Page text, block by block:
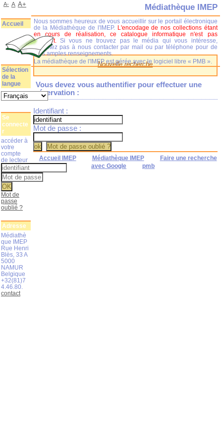
Nouvelle recherche
Vous devez vous authentifier pour effectuer une
réservation :
Identifiant :
Mot de passe :
Accueil IMEP Médiathèque IMEP
Faire une recherche
avec Google
pmb
Médiathèque IMEP
Nous sommes heureux de vous accueillir sur le portail électronique
de la Médiathèque de l'IMEP. L'encodage de nos collections étant
en cours de réalisation, ce catalogue informatique n'est pas
complet.
Si vous ne trouvez pas le média qui vous intéresse,
n'hésitez pas à nous contacter par mail ou par téléphone pour de
plus amples renseignements.
La médiathèque de l'IMEP est gérée avec le logiciel libre « PMB ».
A- A A+
Accueil
Sélection
de la
langue
Se
connecte
r
accéder à
votre
compte
de lecteur
Mot de
passe
oublié ?
Adresse
Médiathè
que IMEP
Rue Henri
Blès, 33 A
5000
NAMUR
Belgique
+32(81)7
4.46.80.
contact